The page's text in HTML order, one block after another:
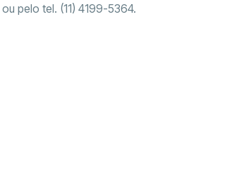
ou pelo tel. (11) 4199-5364.